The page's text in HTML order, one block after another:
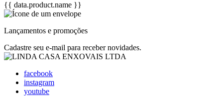
{{ data.product.name }}
Lançamentos e promoções
Cadastre seu e-mail para receber novidades.
facebook
instagram
youtube